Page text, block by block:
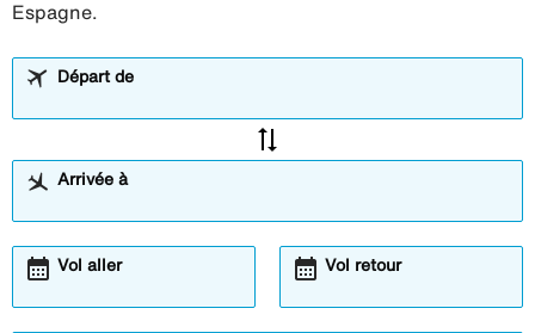
Espagne.
Départ de
sync_alt
Arrivée à
Vol aller
calendar_month Vol retour
calendar_month